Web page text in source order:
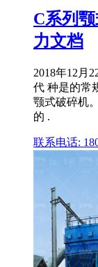
C系列
力文档
2018年12月
代 种是的常
颚式破碎机
的 .
联系电话: